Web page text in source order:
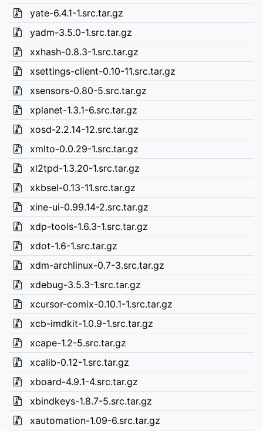
yate-6.4.1-1.src.tar.gz
yadm-3.5.0-1.src.tar.gz
xxhash-0.8.3-1.src.tar.gz
xsettings-client-0.10-11.src.tar.gz
xsensors-0.80-5.src.tar.gz
xplanet-1.3.1-6.src.tar.gz
xosd-2.2.14-12.src.tar.gz
xmlto-0.0.29-1.src.tar.gz
xl2tpd-1.3.20-1.src.tar.gz
xkbsel-0.13-11.src.tar.gz
xine-ui-0.99.14-2.src.tar.gz
xdp-tools-1.6.3-1.src.tar.gz
xdot-1.6-1.src.tar.gz
xdm-archlinux-0.7-3.src.tar.gz
xdebug-3.5.3-1.src.tar.gz
xcursor-comix-0.10.1-1.src.tar.gz
xcb-imdkit-1.0.9-1.src.tar.gz
xcape-1.2-5.src.tar.gz
xcalib-0.12-1.src.tar.gz
xboard-4.9.1-4.src.tar.gz
xbindkeys-1.8.7-5.src.tar.gz
xautomation-1.09-6.src.tar.gz